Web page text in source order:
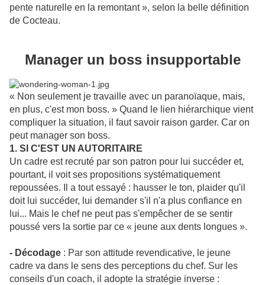
pente naturelle en la remontant », selon la belle définition
de Cocteau.
Manager un boss insupportable
« Non seulement je travaille avec un paranoïaque, mais,
en plus, c'est mon boss. » Quand le lien hiérarchique vient
compliquer la situation, il faut savoir raison garder. Car on
peut manager son boss.
1. SI C'EST UN AUTORITAIRE
Un cadre est recruté par son patron pour lui succéder et,
pourtant, il voit ses propositions systématiquement
repoussées. Il a tout essayé : hausser le ton, plaider qu'il
doit lui succéder, lui demander s'il n'a plus confiance en
lui... Mais le chef ne peut pas s'empêcher de se sentir
poussé vers la sortie par ce « jeune aux dents longues ».
- Décodage : Par son attitude revendicative, le jeune
cadre va dans le sens des perceptions du chef. Sur les
conseils d'un coach, il adopte la stratégie inverse :